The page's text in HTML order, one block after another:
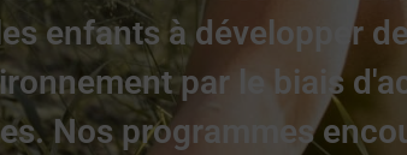
enfants à développer
par le biais
Nos programmes